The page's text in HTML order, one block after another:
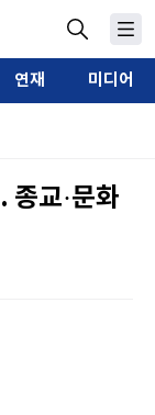
연재 미디어
종교·문화